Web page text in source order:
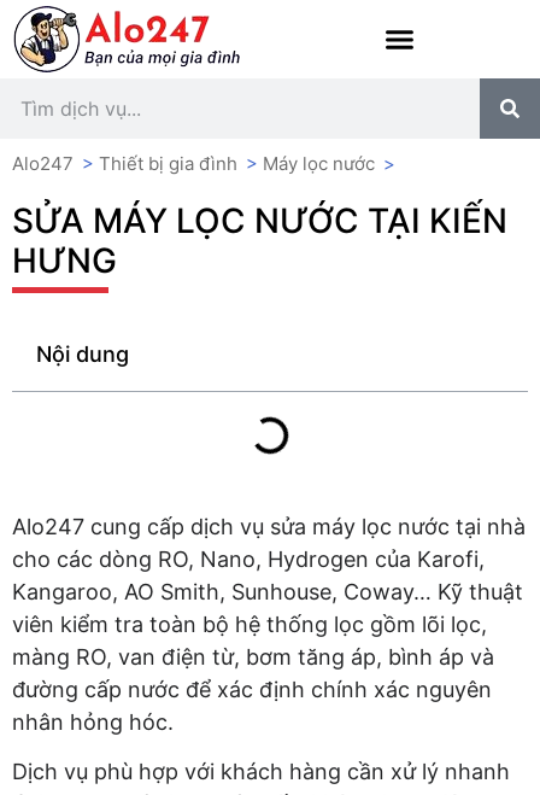
Alo247 > Thiết bị gia đình > Máy lọc nước >
SỬA MÁY LỌC NƯỚC TẠI KIẾN
HƯNG
Nội dung
Alo247 cung cấp dịch vụ sửa máy lọc nước tại nhà
cho các dòng RO, Nano, Hydrogen của Karofi,
Kangaroo, AO Smith, Sunhouse, Coway… Kỹ thuật
viên kiểm tra toàn bộ hệ thống lọc gồm lõi lọc,
màng RO, van điện từ, bơm tăng áp, bình áp và
đường cấp nước để xác định chính xác nguyên
nhân hỏng hóc.
Dịch vụ phù hợp với khách hàng cần xử lý nhanh